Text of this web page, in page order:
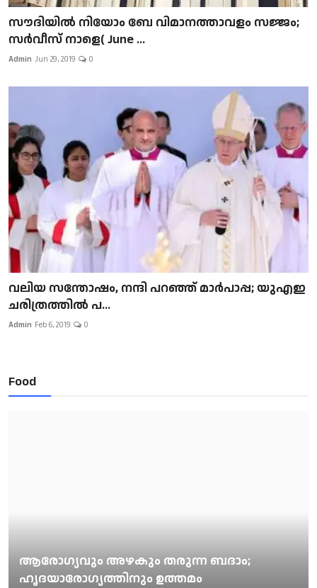
സൗദിയിൽ നിയോം ബേ വിമാനത്താവളം സജ്ജം;
സർവീസ് നാളെ( June ...
Admin Jun 29, 2019 0
വലിയ സന്തോഷം, നന്ദി പറഞ്ഞ് മാർപാപ്പ; യുഎഇ
ചരിത്രത്തിൽ പ...
Admin Feb 6, 2019 0
Food
ആരോഗ്യവും അഴകും തരുന്ന ബദാം;
ഹൃദയാരോഗ്യത്തിനും ഉത്തമം